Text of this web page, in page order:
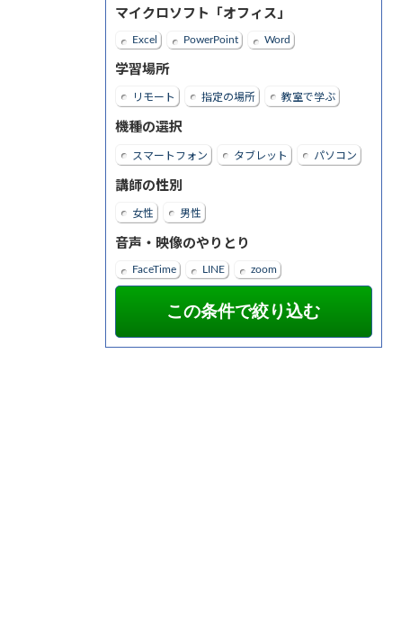
マイクロソフト「オフィス」
Excel PowerPoint Word
学習場所
リモート 指定の場所 教室で学ぶ
機種の選択
スマートフォン タブレット パソコン
講師の性別
女性 男性
音声・映像のやりとり
FaceTime LINE zoom